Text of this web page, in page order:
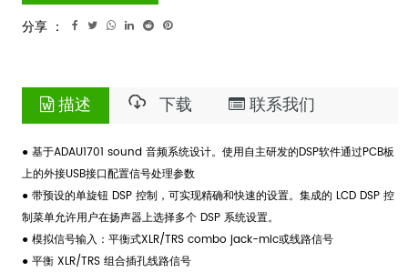
分享 ：
描述 下载 联系我们
● 基于ADAU1701 sound 音频系统设计。使用自主研发的DSP软件通过PCB板
上的外接USB接口配置信号处理参数
● 带预设的单旋钮 DSP 控制，可实现精确和快速的设置。集成的 LCD DSP 控
制菜单允许用户在扬声器上选择多个 DSP 系统设置。
● 模拟信号输入：平衡式XLR/TRS combo jack-mic或线路信号
● 平衡 XLR/TRS 组合插孔线路信号